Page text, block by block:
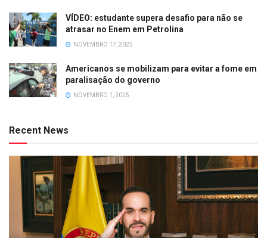
VÍDEO: estudante supera desafio para não se
atrasar no Enem em Petrolina
NOVEMBRO 17, 2025
Americanos se mobilizam para evitar a fome em
paralisação do governo
NOVEMBRO 1, 2025
Recent News